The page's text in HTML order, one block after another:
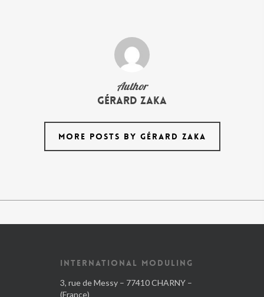
Author
Gérard Zaka
MORE POSTS BY GÉRARD ZAKA
INTERNATIONAL MODULING
3, rue de Messy – 77410 CHARNY –
(France)